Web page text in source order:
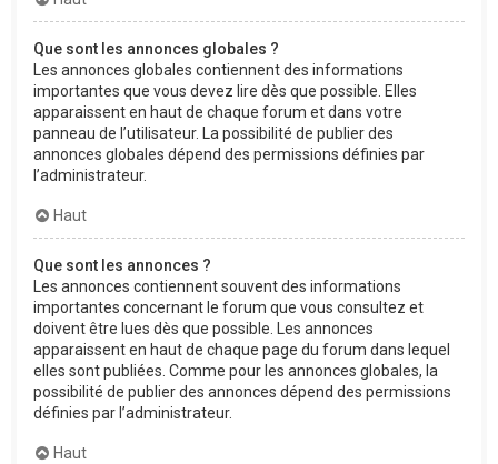
Que sont les annonces globales ?
Les annonces globales contiennent des informations
importantes que vous devez lire dès que possible. Elles
apparaissent en haut de chaque forum et dans votre
panneau de l’utilisateur. La possibilité de publier des
annonces globales dépend des permissions définies par
l’administrateur.
Haut
Que sont les annonces ?
Les annonces contiennent souvent des informations
importantes concernant le forum que vous consultez et
doivent être lues dès que possible. Les annonces
apparaissent en haut de chaque page du forum dans lequel
elles sont publiées. Comme pour les annonces globales, la
possibilité de publier des annonces dépend des permissions
définies par l’administrateur.
Haut